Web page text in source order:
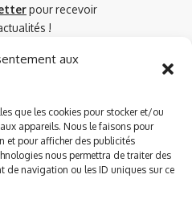
aux
que les cookies pour stocker et/ou
appareils. Nous le faisons pour
et pour afficher des publicités
nous permettra de traiter des
de navigation ou les ID uniques sur ce
pour recevoir
!